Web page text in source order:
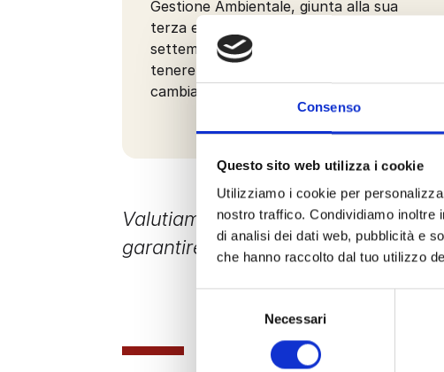
Consenso
Questo sito web utilizza i cookie
Utilizziamo i cookie per
nostro traffico. Condividiamo
di analisi dei dati web, pubblicità e
che hanno raccolto dal tuo utilizzo
Necessari
Gestione Ambientale, giunta alla sua
terza edizione, è entrata in vigore il 22
settembre 2015, emendata nel 2024 per
tenere conto dei requisiti sui
cambiamenti climatici.
Valutiamo l’esposizione ai CEM
garantire ambienti sicuri per i